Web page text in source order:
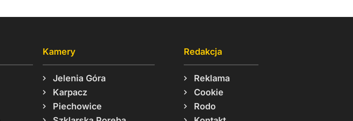
Kamery
Jelenia Góra
Karpacz
Piechowice
Redakcja
Reklama
Cookie
Rodo